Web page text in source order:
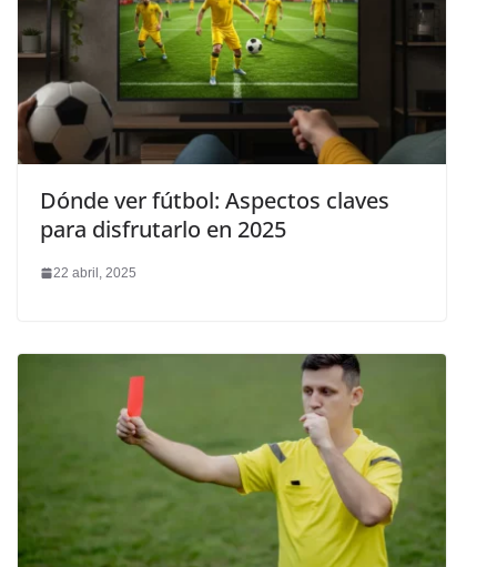
Dónde ver fútbol: Aspectos claves
para disfrutarlo en 2025
22 abril, 2025